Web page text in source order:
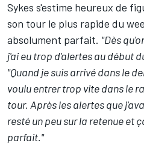
Sykes s'estime heureux de
son tour le plus rapide du
absolument parfait. "Dès
j'ai eu trop d'alertes au début
"Quand je suis arrivé dans le
voulu entrer trop vite dans le
tour. Après les alertes que
resté un peu sur la retenue et
parfait."